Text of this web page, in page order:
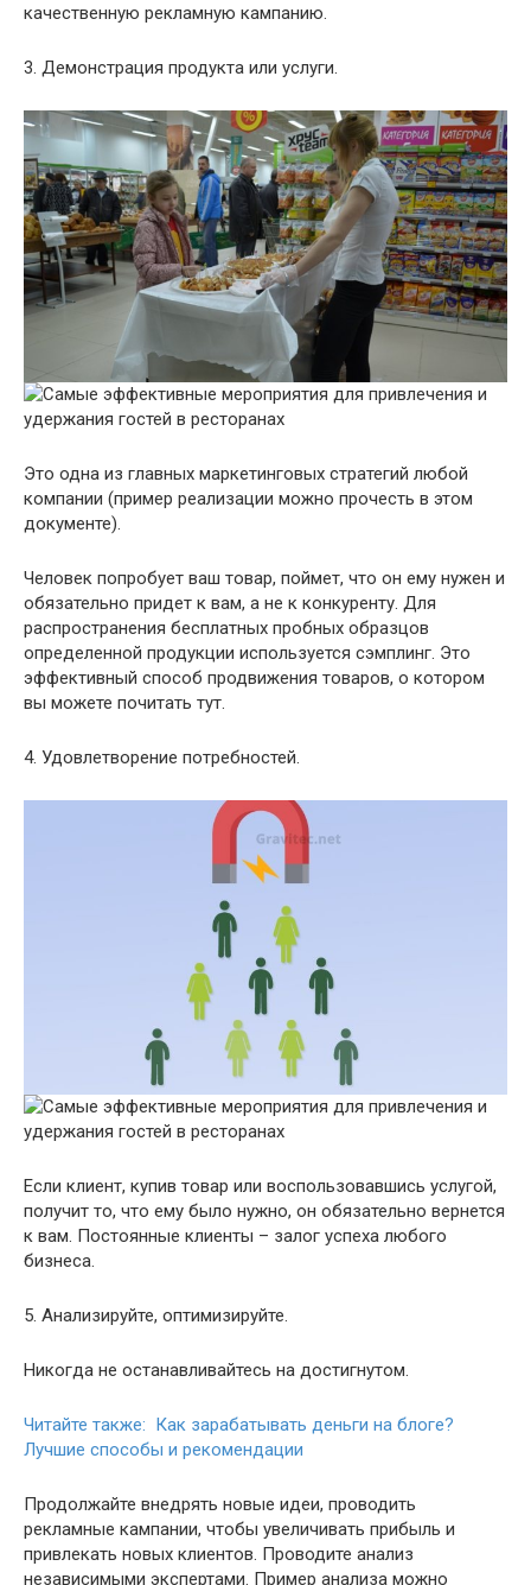
качественную рекламную кампанию.
3. Демонстрация продукта или услуги.
Это одна из главных маркетинговых стратегий любой
компании (пример реализации можно прочесть в этом
документе).
Человек попробует ваш товар, поймет, что он ему нужен и
обязательно придет к вам, а не к конкуренту. Для
распространения бесплатных пробных образцов
определенной продукции используется сэмплинг. Это
эффективный способ продвижения товаров, о котором
вы можете почитать тут.
4. Удовлетворение потребностей.
Если клиент, купив товар или воспользовавшись услугой,
получит то, что ему было нужно, он обязательно вернется
к вам. Постоянные клиенты – залог успеха любого
бизнеса.
5. Анализируйте, оптимизируйте.
Никогда не останавливайтесь на достигнутом.
Читайте также: Как зарабатывать деньги на блоге?
Лучшие способы и рекомендации
Продолжайте внедрять новые идеи, проводить
рекламные кампании, чтобы увеличивать прибыль и
привлекать новых клиентов. Проводите анализ
независимыми экспертами. Пример анализа можно